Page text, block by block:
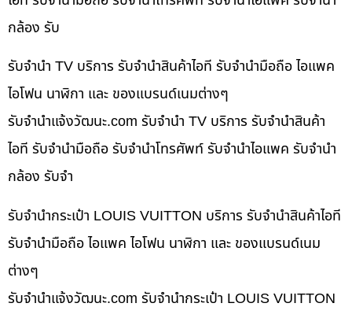
กล้อง รับ
รับจำนำ TV บริการ รับจำนำสินค้าไอที รับจำนำมือถือ ไอแพค
ไอโฟน นาฬิกา และ ของแบรนด์เนมต่างๆ
รับจํานําแจ้งวัฒนะ.com รับจำนำ TV บริการ รับจำนำสินค้า
ไอที รับจำนำมือถือ รับจำนำโทรศัพท์ รับจำนำไอแพค รับจำนำ
กล้อง รับจำ
รับจำนำกระเป๋า LOUIS VUITTON บริการ รับจำนำสินค้าไอที
รับจำนำมือถือ ไอแพค ไอโฟน นาฬิกา และ ของแบรนด์เนม
ต่างๆ
รับจํานําแจ้งวัฒนะ.com รับจำนำกระเป๋า LOUIS VUITTON